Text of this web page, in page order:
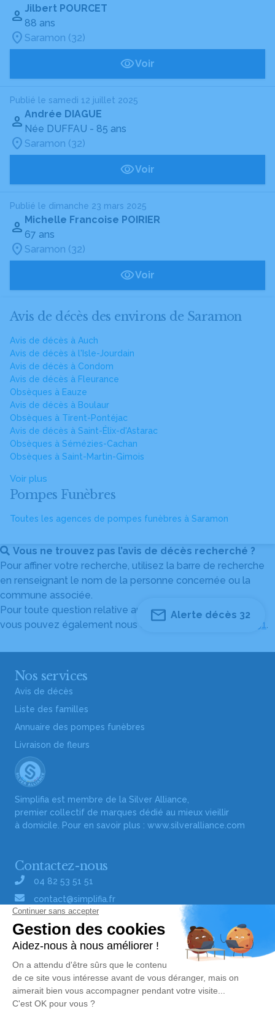
Jilbert POURCET
88 ans
Saramon (32)
Voir
Publié le samedi 12 juillet 2025
Andrée DIAGUE
Née DUFFAU - 85 ans
Saramon (32)
Voir
Publié le dimanche 23 mars 2025
Michelle Francoise POIRIER
67 ans
Saramon (32)
Voir
Avis de décès des environs de Saramon
Avis de décès à Auch
Avis de décès à l'Isle-Jourdain
Avis de décès à Condom
Avis de décès à Fleurance
Obsèques à Eauze
Avis de décès à Boulaur
Obsèques à Tirent-Pontéjac
Avis de décès à Saint-Élix-d'Astarac
Obsèques à Sémézies-Cachan
Obsèques à Saint-Martin-Gimois
Voir plus
Pompes Funèbres
Toutes les agences de pompes funèbres à Saramon
Vous ne trouvez pas l’avis de décès recherché ?
Pour affiner votre recherche, utilisez la barre de recherche
en renseignant le nom de la personne concernée ou la
commune associée.
Pour toute question relative au fonctionnement du site,
vous pouvez également nous contacter au
04 82 53 51 51.
Alerte décès 32
Nos services
Avis de décès
Liste des familles
Annuaire des pompes funèbres
Livraison de fleurs
Simplifia est membre de la Silver Alliance,
premier collectif de marques dédié au mieux vieillir
à domicile. Pour en savoir plus : www.silveralliance.com
Contactez-nous
04 82 53 51 51
contact@simplifia.fr
Réseaux sociaux
Liens utiles